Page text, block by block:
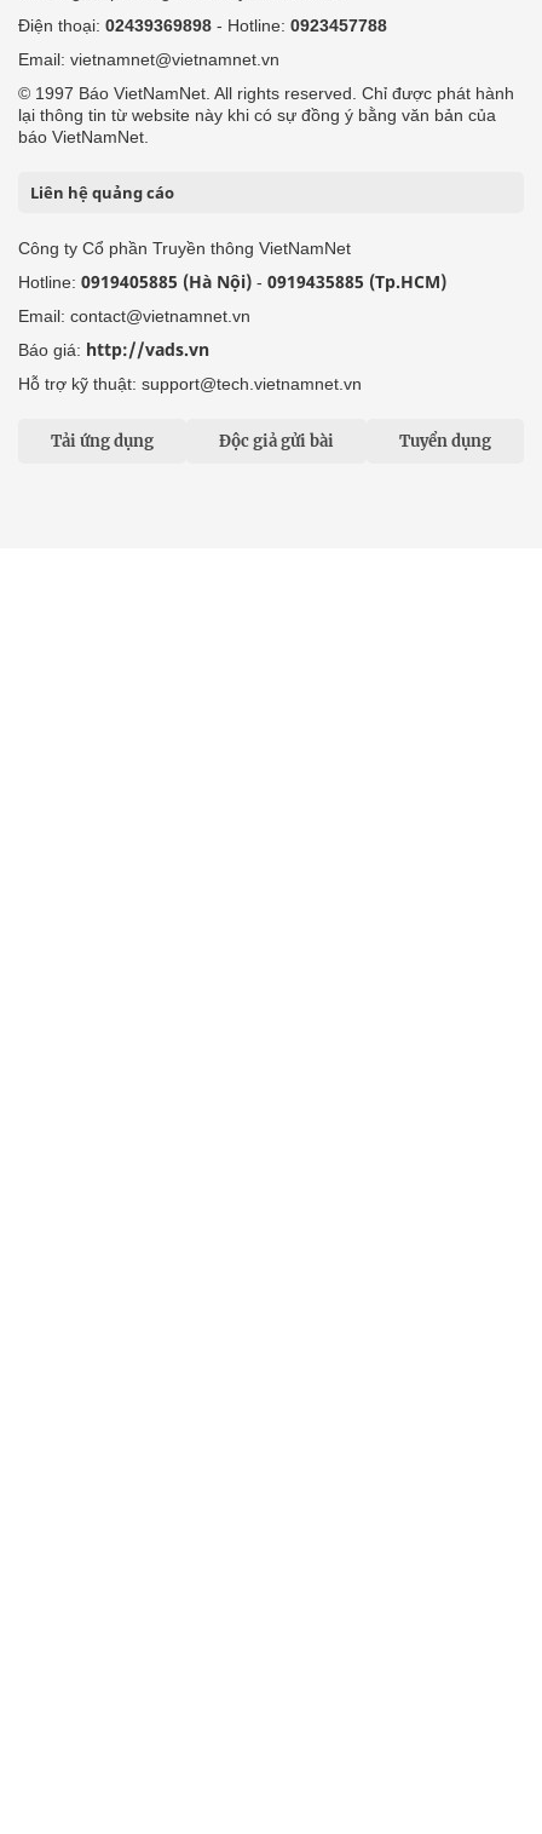
Điện thoại: 02439369898 - Hotline: 0923457788
Email: vietnamnet@vietnamnet.vn
© 1997 Báo VietNamNet. All rights reserved. Chỉ được phát hành
lại thông tin từ website này khi có sự đồng ý bằng văn bản của
báo VietNamNet.
Liên hệ quảng cáo
Công ty Cổ phần Truyền thông VietNamNet
Hotline: 0919405885 (Hà Nội) - 0919435885 (Tp.HCM)
Email: contact@vietnamnet.vn
Báo giá: http://vads.vn
Hỗ trợ kỹ thuật: support@tech.vietnamnet.vn
Tải ứng dụng Độc giả gửi bài Tuyển dụng